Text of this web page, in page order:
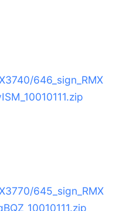
646_sign_RMX
645_sign_RMX